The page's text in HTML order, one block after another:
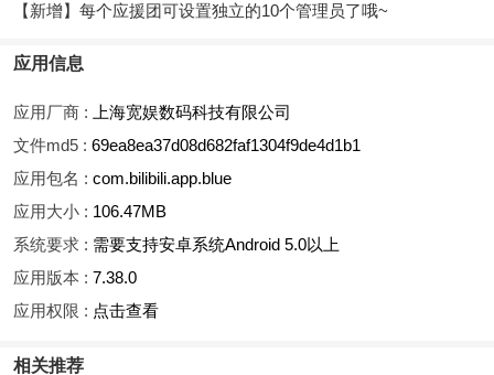
【新增】每个应援团可设置独立的10个管理员了哦~
应用信息
应用厂商 :
上海宽娱数码科技有限公司
文件md5 : 69ea8ea37d08d682faf1304f9de4d1b1
应用包名 : com.bilibili.app.blue
应用大小 : 106.47MB
系统要求 : 需要支持安卓系统Android 5.0以上
应用版本 : 7.38.0
应用权限 : 点击查看
相关推荐